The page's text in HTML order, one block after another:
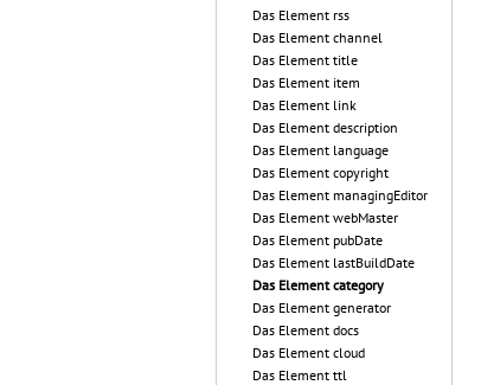
Das Element rss
Das Element channel
Das Element title
Das Element item
Das Element link
Das Element description
Das Element language
Das Element copyright
Das Element managingEditor
Das Element webMaster
Das Element pubDate
Das Element lastBuildDate
Das Element category
Das Element generator
Das Element docs
Das Element cloud
Das Element ttl